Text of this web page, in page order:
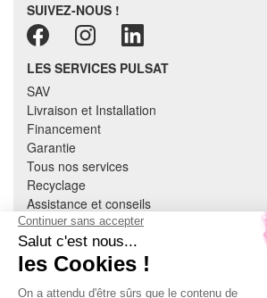
SUIVEZ-NOUS !
LES SERVICES PULSAT
SAV
Livraison et Installation
Financement
Garantie
Tous nos services
Recyclage
Assistance et conseils
Cuisine équipée
Literie
Nous contacter